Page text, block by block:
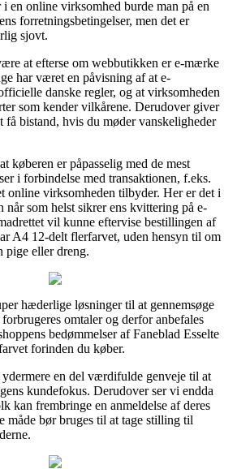
en online virksomhed burde man på en
forretningsbetingelser, men det er
sjovt.
at efterse om webbutikken er e-mærke
har været en påvisning af at e-
danske regler, og at virksomheden
som kender vilkårene. Derudover giver
få bistand, hvis du møder vanskeligheder
køberen er påpasselig med de mest
i forbindelse med transaktionen, f.eks.
online virksomheden tilbyder. Her er det i
når som helst sikrer ens kvittering på e-
vil kunne eftervise bestillingen af
A4 12-delt flerfarvet, uden hensyn til om
pige eller dreng.
hæderlige løsninger til at gennemsøge
omtaler og derfor anbefales
bedømmelser af Faneblad Esselte
forinden du køber.
en del værdifulde genveje til at
kundefokus. Derudover ser vi endda
kan frembringe en anmeldelse af deres
måde bør bruges til at tage stilling til